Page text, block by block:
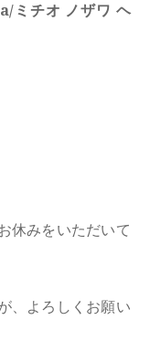
チオ ノザワ ヘ
休みをいただいて
、よろしくお願い